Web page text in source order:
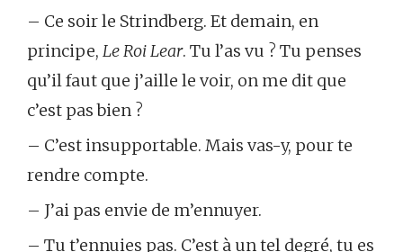
– Ce soir le Strindberg. Et demain, en
principe, Le Roi Lear. Tu l’as vu ? Tu penses
qu’il faut que j’aille le voir, on me dit que
c’est pas bien ?
– C’est insupportable. Mais vas-y, pour te
rendre compte.
– J’ai pas envie de m’ennuyer.
– Tu t’ennuies pas. C’est à un tel degré, tu es